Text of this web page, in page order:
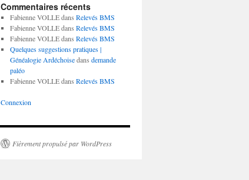
Commentaires récents
Fabienne VOLLEdans Relevés BMS
Fabienne VOLLEdans Relevés BMS
Fabienne VOLLEdans Relevés BMS
Quelques suggestions pratiques |
Généalogie Ardéchoisedans demande
paléo
Fabienne VOLLEdans Relevés BMS
Connexion
Fièrement propulsé par WordPress